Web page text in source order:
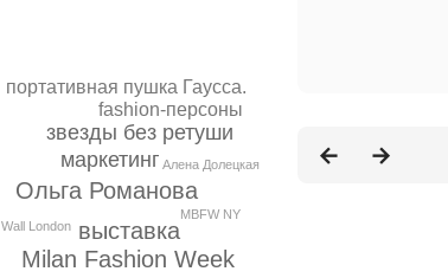
Milan Fashion Week
выставка
Ольга Романова
маркетинг
звезды без ретуши
fashion-персоны
портативная пушка Гаусса.
Алена Долецкая
Wall London
MBFW NY